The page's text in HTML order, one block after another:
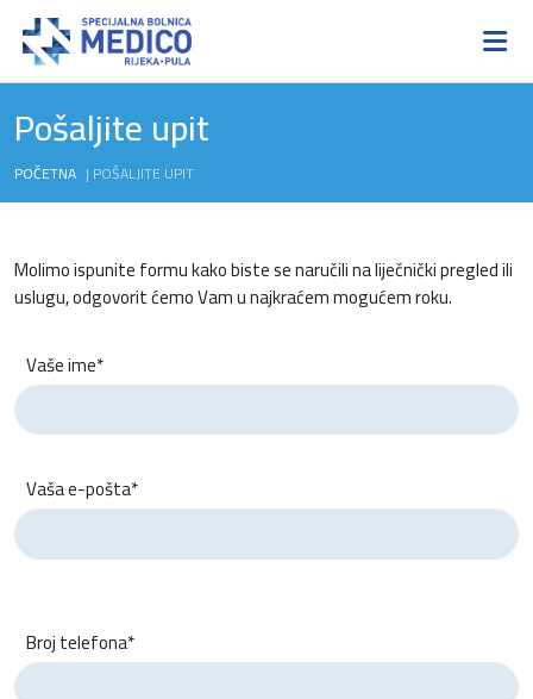
Pošaljite upit
POČETNA | POŠALJITE UPIT
Molimo ispunite formu kako biste se naručili na liječnički pregled ili
uslugu, odgovorit ćemo Vam u najkraćem mogućem roku.
Vaše ime*
Vaša e-pošta*
Broj telefona*